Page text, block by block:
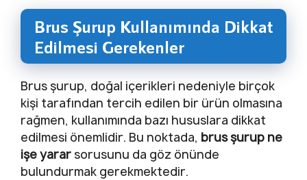
Brus Şurup Kullanımında Dikkat
Edilmesi Gerekenler
Brus şurup, doğal içerikleri nedeniyle birçok
kişi tarafından tercih edilen bir ürün olmasına
rağmen, kullanımında bazı hususlara dikkat
edilmesi önemlidir. Bu noktada, brus şurup ne
işe yarar sorusunu da göz önünde
bulundurmak gerekmektedir.